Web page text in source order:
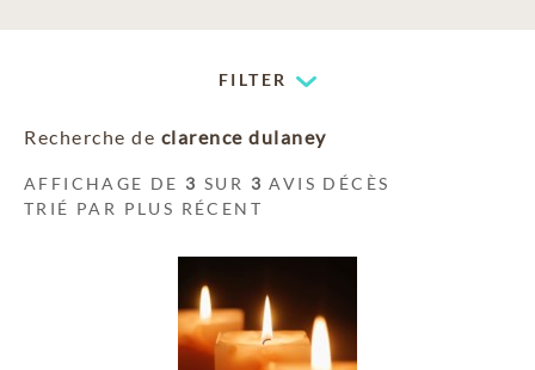
FILTER
Recherche de clarence dulaney
AFFICHAGE DE 3 SUR 3 AVIS DÉCÈS
TRIÉ PAR PLUS RÉCENT